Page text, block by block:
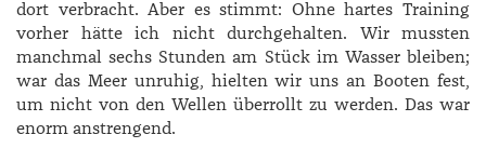
dort verbracht. Aber es stimmt: Ohne hartes Training
vorher hätte ich nicht durchgehalten. Wir mussten
manchmal sechs Stunden am Stück im Wasser bleiben;
war das Meer unruhig, hielten wir uns an Booten fest,
um nicht von den Wellen überrollt zu werden. Das war
enorm anstrengend.